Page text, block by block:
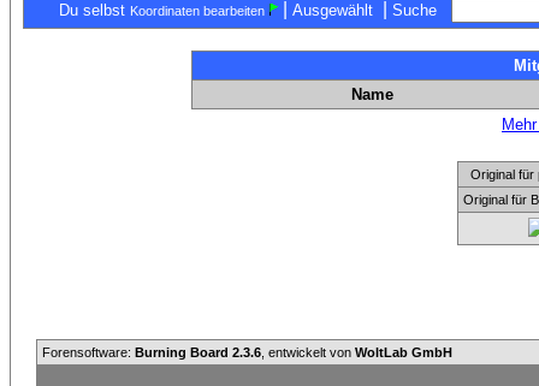
Du selbst Koordinaten bearbeiten Ausgewählt Suche
Name
Original für
Original für
Forensoftware: Burning Board 2.3.6 , entwickelt von WoltLab GmbH